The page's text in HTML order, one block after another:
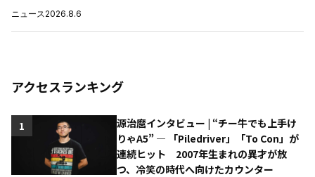
ニュース 2026.8.6
アクセスランキング
源治麿インタビュー | “チー牛でも上手け
りゃA5” ― 「Piledriver」「To Con」が
連続ヒット 2007年生まれの異才が放
つ、冷笑の時代へ向けたカウンター
1